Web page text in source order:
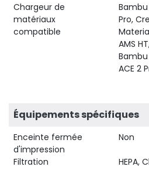
Chargeur de
matériaux
compatible
Bambu
Pro,
AMS
Bambu
ACE 2
Équipements spécifiques
Enceinte fermée
d'impression
Non
Filtration HEPA,